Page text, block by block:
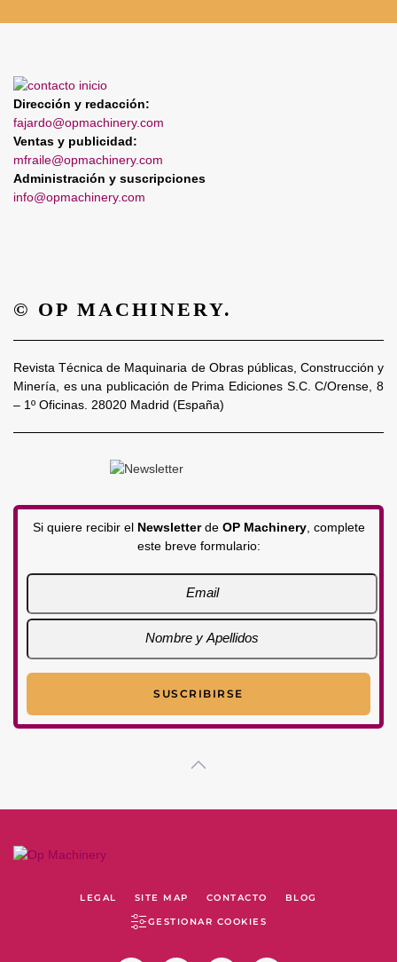
Dirección y redacción:
fajardo@opmachinery.com
Ventas y publicidad:
mfraile@opmachinery.com
Administración y suscripciones
info@opmachinery.com
© OP MACHINERY.
Revista Técnica de Maquinaria de Obras públicas, Construcción y
Minería, es una publicación de Prima Ediciones S.C. C/Orense, 8
– 1º Oficinas. 28020 Madrid (España)
Si quiere recibir el Newsletterde OP Machinery, complete
este breve formulario:
LEGAL SITE MAP CONTACTO BLOG
GESTIONAR COOKIES